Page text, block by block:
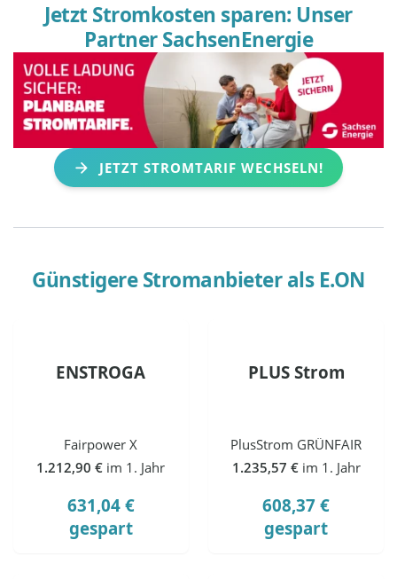
Jetzt Stromkosten sparen: Unser
Partner SachsenEnergie
JETZT STROMTARIF WECHSELN!
Günstigere Stromanbieter als E.ON
ENSTROGA
Fairpower X
1.212,90 € im 1. Jahr
631,04 €
gespart
PLUS Strom
PlusStrom GRÜNFAIR
1.235,57 € im 1. Jahr
608,37 €
gespart